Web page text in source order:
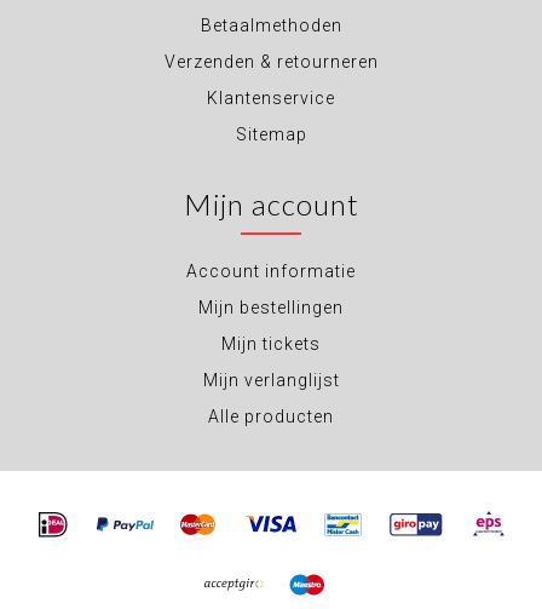
Betaalmethoden
Verzenden & retourneren
Klantenservice
Sitemap
Mijn account
Account informatie
Mijn bestellingen
Mijn tickets
Mijn verlanglijst
Alle producten